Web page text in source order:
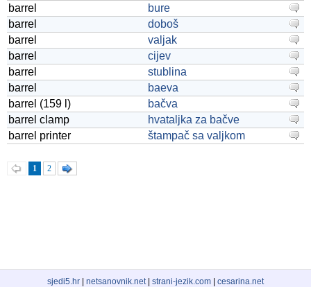
barrel
bure
barrel
doboš
barrel
valjak
barrel
cijev
barrel
stublina
barrel
baeva
barrel (159 l)
bačva
barrel clamp
hvataljka za bačve
barrel printer
štampač sa valjkom
1 2
sjedi5.hr netsanovnik.net| strani-jezik.com cesarina.net